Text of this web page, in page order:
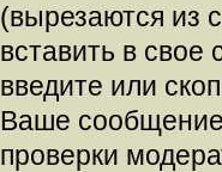
(вырезаются из
вставить в
введите или
Ваше
проверки